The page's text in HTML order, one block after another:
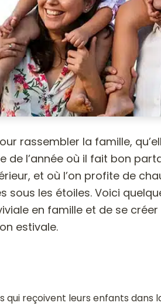
rassembler la famille,
de l’année où il fait bon
et où l’on profite de
sous les étoiles. Voici
en famille et de se
estivale.
qui reçoivent leurs enfants dans